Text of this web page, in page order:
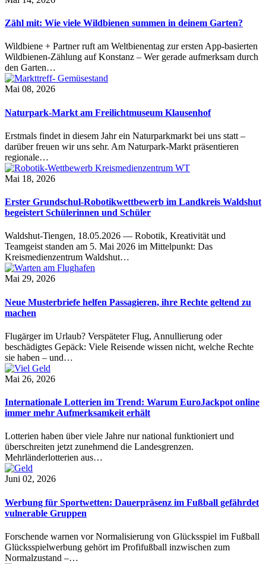
Zähl mit: Wie viele Wildbienen summen in deinem Garten?
Wildbiene + Partner ruft am Weltbienentag zur ersten App-basierten
Wildbienen-Zählung auf Konstanz – Wer gerade aufmerksam durch
den Garten…
Mai 08, 2026
Naturpark-Markt am Freilichtmuseum Klausenhof
Erstmals findet in diesem Jahr ein Naturparkmarkt bei uns statt –
darüber freuen wir uns sehr. Am Naturpark-Markt präsentieren
regionale…
Mai 18, 2026
Erster Grundschul-Robotikwettbewerb im Landkreis Waldshut
begeistert Schülerinnen und Schüler
Waldshut-Tiengen, 18.05.2026 — Robotik, Kreativität und
Teamgeist standen am 5. Mai 2026 im Mittelpunkt: Das
Kreismedienzentrum Waldshut…
Mai 29, 2026
Neue Musterbriefe helfen Passagieren, ihre Rechte geltend zu
machen
Flugärger im Urlaub? Verspäteter Flug, Annullierung oder
beschädigtes Gepäck: Viele Reisende wissen nicht, welche Rechte
sie haben – und…
Mai 26, 2026
Internationale Lotterien im Trend: Warum EuroJackpot online
immer mehr Aufmerksamkeit erhält
Lotterien haben über viele Jahre nur national funktioniert und
überschreiten jetzt zunehmend die Landesgrenzen.
Mehrländerlotterien aus…
Juni 02, 2026
Werbung für Sportwetten: Dauerpräsenz im Fußball gefährdet
vulnerable Gruppen
Forschende warnen vor Normalisierung von Glücksspiel im Fußball
Glücksspielwerbung gehört im Profifußball inzwischen zum
Normalzustand –…